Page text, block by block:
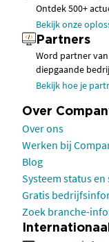
Ontdek 500+
Bekijk onze
Partners
Word partner
diepgaande
Bekijk hoe je
Over
Over ons
Werken bij
Blog
Systeem status
Gratis
Zoek branche-
Internationaal